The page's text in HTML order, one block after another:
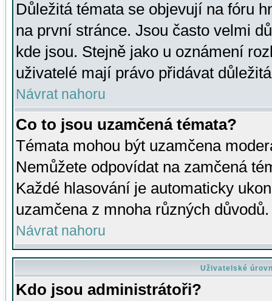
Důležitá témata se objevují na fóru
na první stránce. Jsou často velmi
kde jsou. Stejně jako u oznámení
uživatelé mají právo přidávat
Návrat nahoru
Co to jsou uzamčená témata?
Témata mohou být uzamčena
Nemůžete odpovídat na zamčená
Každé hlasování je automaticky
uzamčena z mnoha různých důvodů.
Návrat nahoru
Uživatelské
Kdo jsou administrátoři?